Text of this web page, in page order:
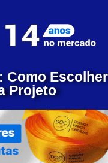
Como Escolher
Projeto